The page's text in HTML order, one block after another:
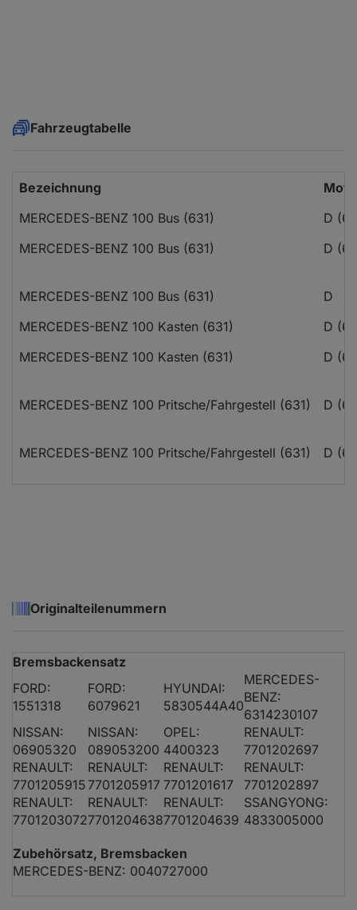
Fahrzeugtabelle
Bezeichnung
MERCEDES-BENZ 100 Bus (631)
D
MERCEDES-BENZ 100 Bus (631)
D
MERCEDES-BENZ 100 Bus (631)
D
MERCEDES-BENZ 100 Kasten (631)
D
MERCEDES-BENZ 100 Kasten (631)
D
MERCEDES-BENZ 100 Pritsche/Fahrgestell (631) D
MERCEDES-BENZ 100 Pritsche/Fahrgestell (631) D
Originalteilenummern
Bremsbackensatz
FORD:
1551318
FORD:
6079621
HYUNDAI:
5830544A40
MERCEDES-
BENZ:
6314230107
NISSAN:
06905320
NISSAN:
089053200
OPEL:
4400323
RENAULT:
7701202697
RENAULT:
7701205915
RENAULT:
7701205917
RENAULT:
7701201617
RENAULT:
7701202897
RENAULT:
7701203072
RENAULT:
7701204638
RENAULT:
7701204639
SSANGYONG:
4833005000
Zubehörsatz, Bremsbacken
MERCEDES-BENZ: 0040727000